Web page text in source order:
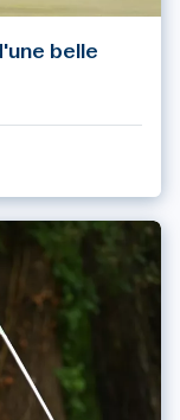
belle